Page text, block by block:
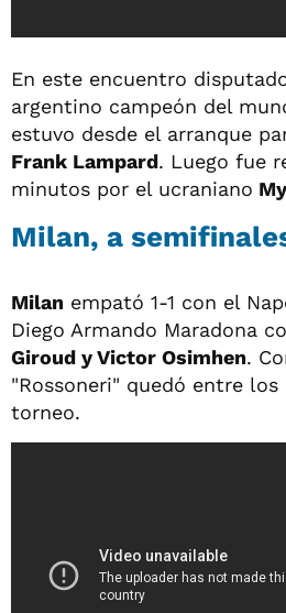
En este encuentro
argentino campeón del
estuvo desde el arranque
Frank Lampard. Luego fue
minutos por el ucraniano
Milan, a
Milan empató 1-1 con el
Diego Armando Maradona
Giroud y Victor Osimhen.
"Rossoneri" quedó entre
torneo.